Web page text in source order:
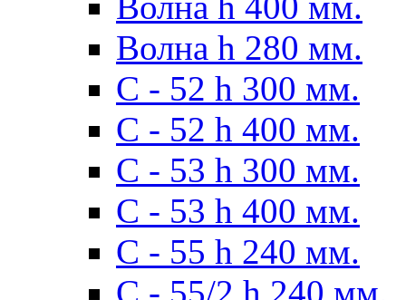
Волна h 280 мм.
C - 52 h 300 мм.
C - 52 h 400 мм.
С - 53 h 300 мм.
С - 53 h 400 мм.
С - 55 h 240 мм.